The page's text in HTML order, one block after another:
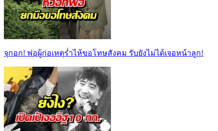
จุกอก! พ่อผู้ก่อเหตุร่ำไห้ขอโทษสังคม รับยังไม่ได้เจอหน้าลูก!